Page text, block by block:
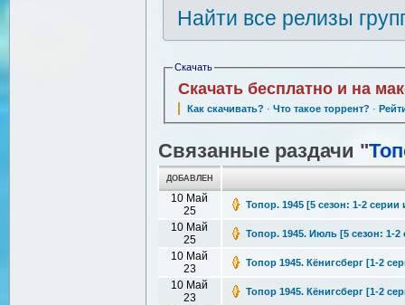
Найти все релизы
Скачать
Скачать бесплатно и на
Как скачивать? · Что такое торрент? ·
Связанные раздачи "
ДОБАВЛЕН
10 Май
25
Топор. 1945 [5 сезон: 1-2 серии
10 Май
25
Топор. 1945. Июль [5 сезон: 1-2
10 Май
23
Топор 1945. Кёнигсберг [1-2
10 Май
23
Топор 1945. Кёнигсберг [1-2